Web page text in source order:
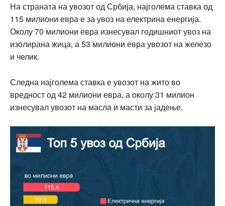
На страната на увозот од Србија, најголема ставка од
115 милиони евра е за увоз на електрина енергија.
Околу 70 милиони евра изнесувал годишниот увоз на
изолирана жица, а 53 милиони евра увозот на железо
и челик.
Следна најголема ставка е увозот на жито во
вредност од 42 милиони евра, а околу 31 милион
изнесувал увозот на масла и масти за јадење.